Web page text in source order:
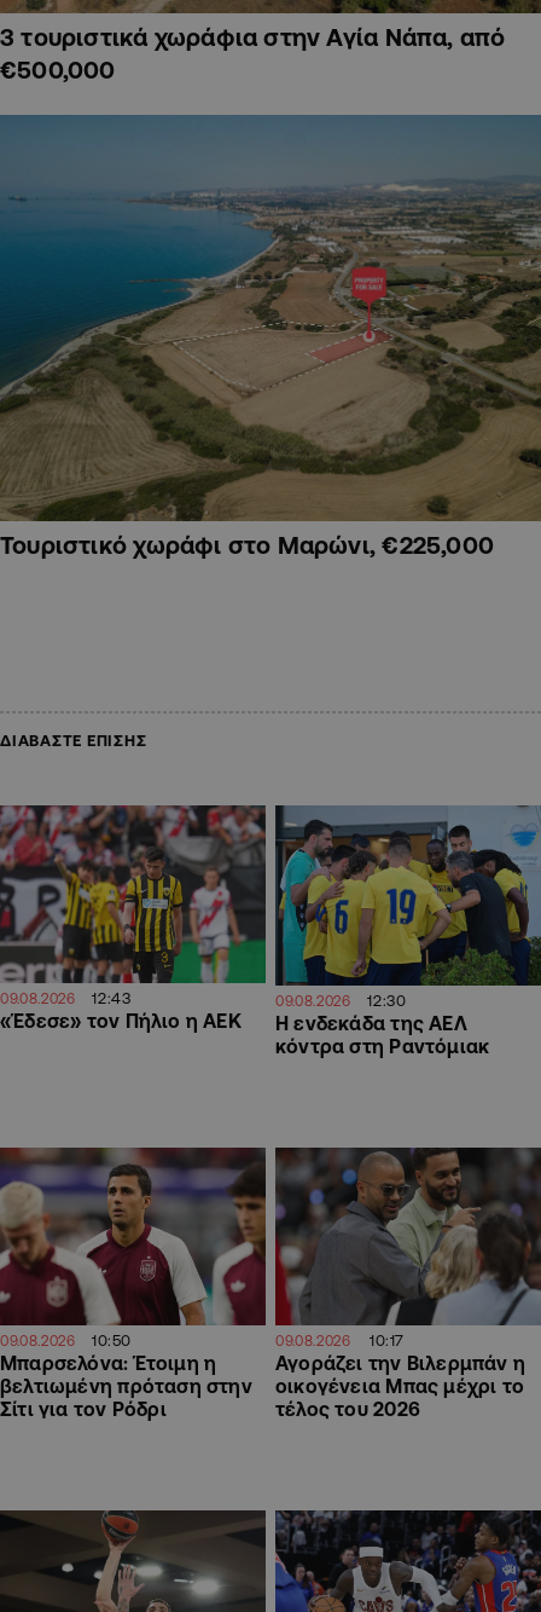
3 τουριστικά χωράφια στην Αγία Νάπα, από
€500,000
Τουριστικό χωράφι στο Μαρώνι, €225,000
ΔΙΑΒΑΣΤΕ ΕΠΙΣΗΣ
09.08.2026 12:43
«Έδεσε» τον Πήλιο η ΑΕΚ
09.08.2026 12:30
Η ενδεκάδα της ΑΕΛ
κόντρα στη Ραντόμιακ
09.08.2026 10:50
Μπαρσελόνα: Έτοιμη η
βελτιωμένη πρόταση στην
Σίτι για τον Ρόδρι
09.08.2026 10:17
Αγοράζει την Βιλερμπάν η
οικογένεια Μπας μέχρι το
τέλος του 2026